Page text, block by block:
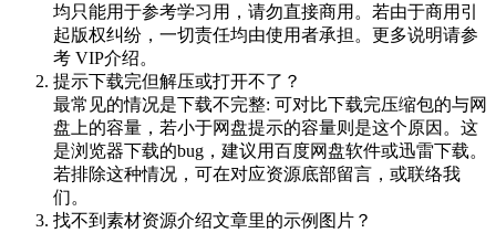
均只能用于参考学习用，请勿直接商用。若由于商用引
起版权纠纷，一切责任均由使用者承担。更多说明请参
考 VIP介绍。
提示下载完但解压或打开不了？
最常见的情况是下载不完整: 可对比下载完压缩包的与网
盘上的容量，若小于网盘提示的容量则是这个原因。这
是浏览器下载的bug，建议用百度网盘软件或迅雷下载。
若排除这种情况，可在对应资源底部留言，或联络我
们。
找不到素材资源介绍文章里的示例图片？